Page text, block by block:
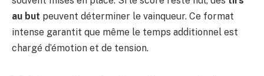
au but peuvent déterminer le vainqueur. Ce format
intense garantit que même le temps additionnel est
chargé d’émotion et de tension.